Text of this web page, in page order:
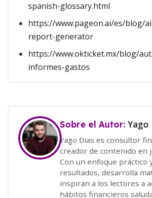
spanish-glossary.html
https://www.pageon.ai/es/blog/
report-generator
https://www.okticket.mx/blog/
informes-gastos
Sobre el Autor: Yago
Yago Dias es consultor
creador de contenido en
Con un enfoque práctico
resultados, desarrolla
inspiran a los lectores a
hábitos financieros